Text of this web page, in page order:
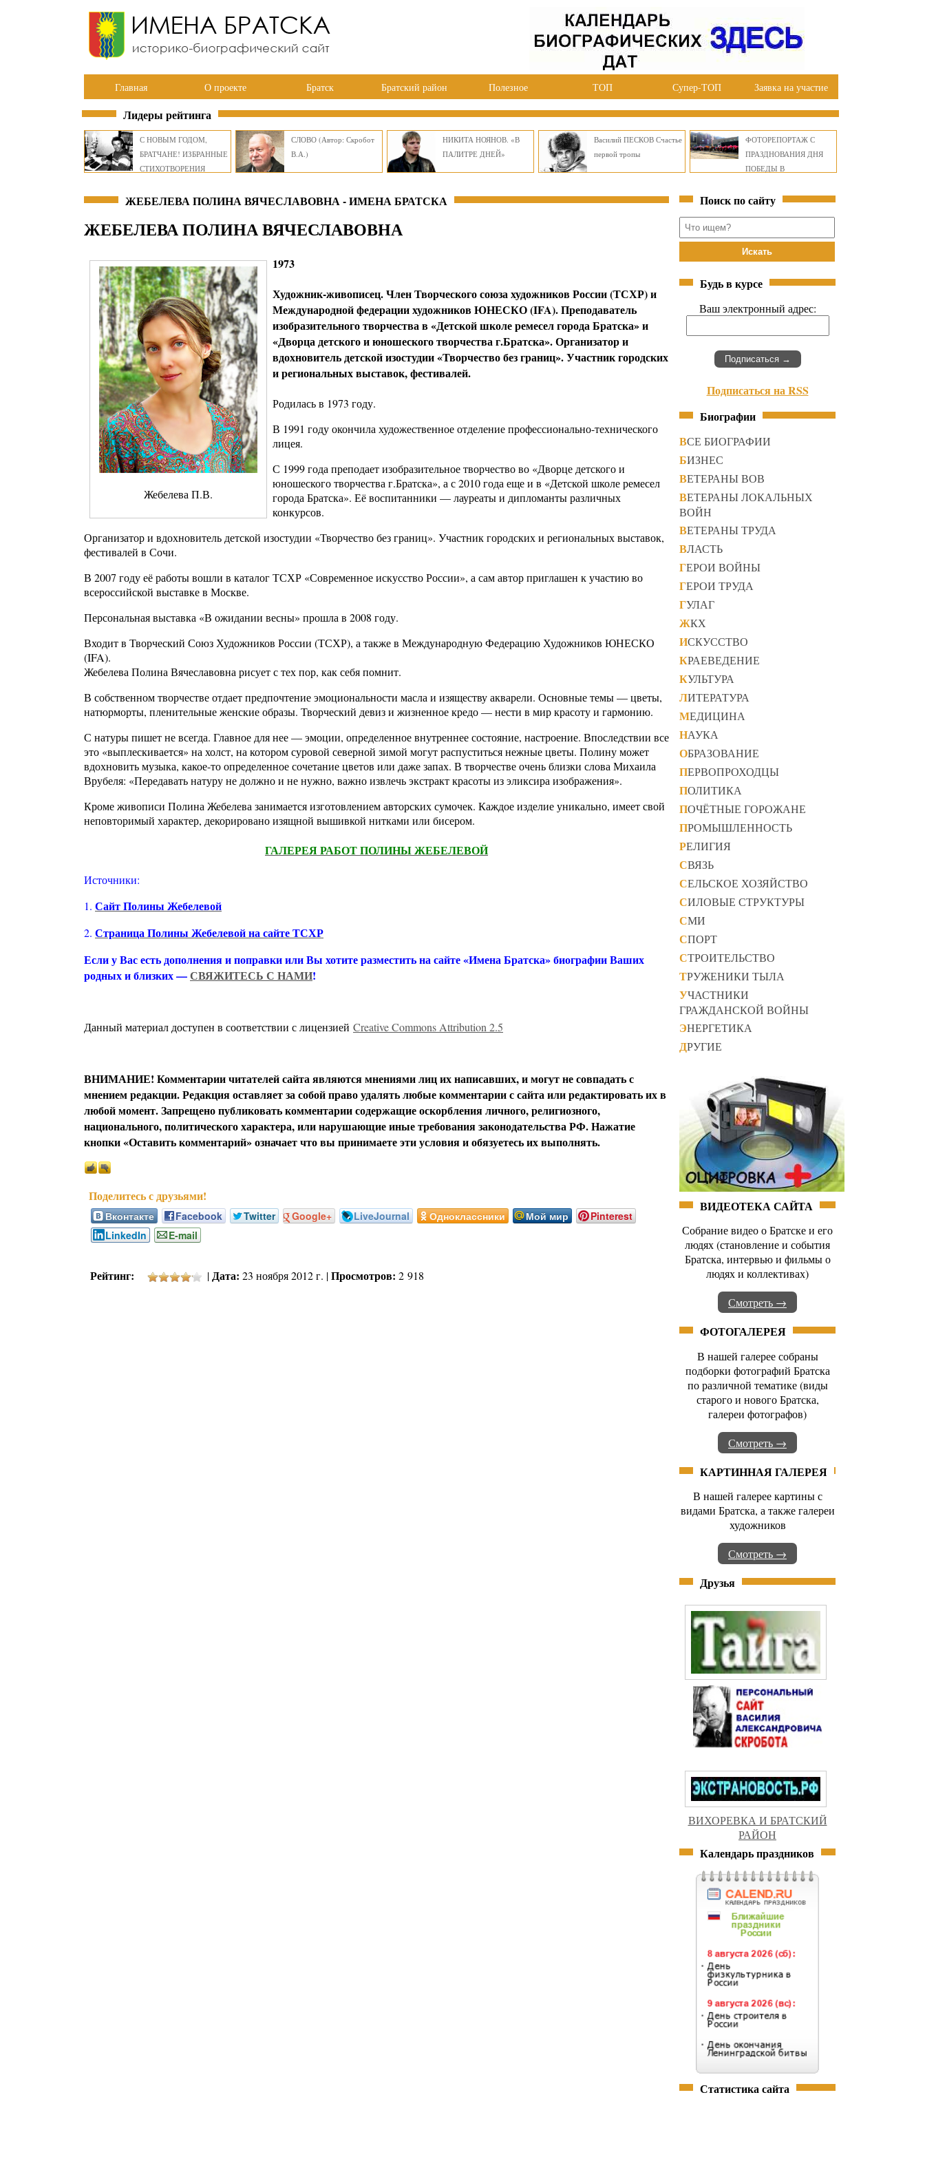
Главная О проекте Братск Братский район Полезное ТОП Супер-ТОП Заявка на участие
Лидеры рейтинга
С НОВЫМ ГОДОМ,
БРАТЧАНЕ! ИЗБРАННЫЕ
СТИХОТВОРЕНИЯ
СЛОВО (Автор: Скробот
В.А.)
НИКИТА НОЯНОВ. «В
ПАЛИТРЕ ДНЕЙ»
Василий ПЕСКОВ Счастье
первой тропы
ФОТОРЕПОРТАЖ С
ПРАЗДНОВАНИЯ ДНЯ
ПОБЕДЫ В
ОКРУГЕ БРАТСКА
ЖЕБЕЛЕВА ПОЛИНА ВЯЧЕСЛАВОВНА - ИМЕНА БРАТСКА
ЖЕБЕЛЕВА ПОЛИНА ВЯЧЕСЛАВОВНА
Жебелева П.В.
1973
Художник-живописец. Член Творческого союза художников России (ТСХР) и
Международной федерации художников ЮНЕСКО (IFA). Преподаватель
изобразительного творчества в «Детской школе ремесел города Братска» и
«Дворца детского и юношеского творчества г.Братска». Организатор и
вдохновитель детской изостудии «Творчество без границ». Участник городских
и региональных выставок, фестивалей.
Родилась в 1973 году.
В 1991 году окончила художественное отделение профессионально-технического
лицея.
С 1999 года преподает изобразительное творчество во «Дворце детского и
юношеского творчества г.Братска», а с 2010 года еще и в «Детской школе ремесел
города Братска». Её воспитанники — лауреаты и дипломанты различных
конкурсов.
Организатор и вдохновитель детской изостудии «Творчество без границ». Участник городских и региональных выставок,
фестивалей в Сочи.
В 2007 году её работы вошли в каталог ТСХР «Современное искусство России», а сам автор приглашен к участию во
всероссийской выставке в Москве.
Персональная выставка «В ожидании весны» прошла в 2008 году.
Входит в Творческий Союз Художников России (ТСХР), а также в Международную Федерацию Художников ЮНЕСКО
(IFA).
Жебелева Полина Вячеславовна рисует с тех пор, как себя помнит.
В собственном творчестве отдает предпочтение эмоциональности масла и изяществу акварели. Основные темы — цветы,
натюрморты, пленительные женские образы. Творческий девиз и жизненное кредо — нести в мир красоту и гармонию.
С натуры пишет не всегда. Главное для нее — эмоции, определенное внутреннее состояние, настроение. Впоследствии все
это «выплескивается» на холст, на котором суровой северной зимой могут распуститься нежные цветы. Полину может
вдохновить музыка, какое-то определенное сочетание цветов или даже запах. В творчестве очень близки слова Михаила
Врубеля: «Передавать натуру не должно и не нужно, важно извлечь экстракт красоты из эликсира изображения».
Кроме живописи Полина Жебелева занимается изготовлением авторских сумочек. Каждое изделие уникально, имеет свой
неповторимый характер, декорировано изящной вышивкой нитками или бисером.
ГАЛЕРЕЯ РАБОТ ПОЛИНЫ ЖЕБЕЛЕВОЙ
Источники:
1. Сайт Полины Жебелевой
2. Страница Полины Жебелевой на сайте ТСХР
Если у Вас есть дополнения и поправки или Вы хотите разместить на сайте «Имена Братска» биографии Ваших
родных и близких —СВЯЖИТЕСЬ С НАМИ!
Данный материал доступен в соответствии с лицензией Creative Commons Attribution 2.5
ВНИМАНИЕ! Комментарии читателей сайта являются мнениями лиц их написавших, и могут не совпадать с
мнением редакции. Редакция оставляет за собой право удалять любые комментарии с сайта или редактировать их в
любой момент. Запрещено публиковать комментарии содержащие оскорбления личного, религиозного,
национального, политического характера, или нарушающие иные требования законодательства РФ. Нажатие
кнопки «Оставить комментарий» означает что вы принимаете эти условия и обязуетесь их выполнять.
Вконтакте Facebook Twitter Google+ LiveJournal Одноклассники Мой мир
Pinterest
LinkedIn
E-mail
Рейтинг: |Дата: 23 ноября 2012 г. |Просмотров: 2 918
Поиск по сайту
Будь в курсе
Ваш электронный адрес:
Подписаться на RSS
Биографии
ВСЕ БИОГРАФИИ
БИЗНЕС
ВЕТЕРАНЫ ВОВ
ВЕТЕРАНЫ ЛОКАЛЬНЫХ
ВОЙН
ВЕТЕРАНЫ ТРУДА
ВЛАСТЬ
ГЕРОИ ВОЙНЫ
ГЕРОИ ТРУДА
ГУЛАГ
ЖКХ
ИСКУССТВО
КРАЕВЕДЕНИЕ
КУЛЬТУРА
ЛИТЕРАТУРА
МЕДИЦИНА
НАУКА
ОБРАЗОВАНИЕ
ПЕРВОПРОХОДЦЫ
ПОЛИТИКА
ПОЧЁТНЫЕ ГОРОЖАНЕ
ПРОМЫШЛЕННОСТЬ
РЕЛИГИЯ
СВЯЗЬ
СЕЛЬСКОЕ ХОЗЯЙСТВО
СИЛОВЫЕ СТРУКТУРЫ
СМИ
СПОРТ
СТРОИТЕЛЬСТВО
ТРУЖЕНИКИ ТЫЛА
УЧАСТНИКИ
ГРАЖДАНСКОЙ ВОЙНЫ
ЭНЕРГЕТИКА
ДРУГИЕ
ВИДЕОТЕКА САЙТА
Собрание видео о Братске и его
людях (становление и события
Братска, интервью и фильмы о
людях и коллективах)
Смотреть →
ФОТОГАЛЕРЕЯ
В нашей галерее собраны
подборки фотографий Братска
по различной тематике (виды
старого и нового Братска,
галереи фотографов)
Смотреть →
КАРТИННАЯ ГАЛЕРЕЯ
В нашей галерее картины с
видами Братска, а также галереи
художников
Смотреть →
Друзья
ВИХОРЕВКА И БРАТСКИЙ
РАЙОН
Календарь праздников
Статистика сайта